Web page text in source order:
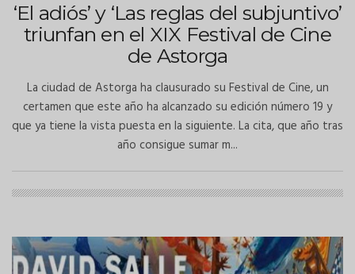
‘El adiós’ y ‘Las reglas del subjuntivo’
triunfan en el XIX Festival de Cine
de Astorga
La ciudad de Astorga ha clausurado su Festival de Cine, un
certamen que este año ha alcanzado su edición número 19 y
que ya tiene la vista puesta en la siguiente. La cita, que año tras
año consigue sumar m...